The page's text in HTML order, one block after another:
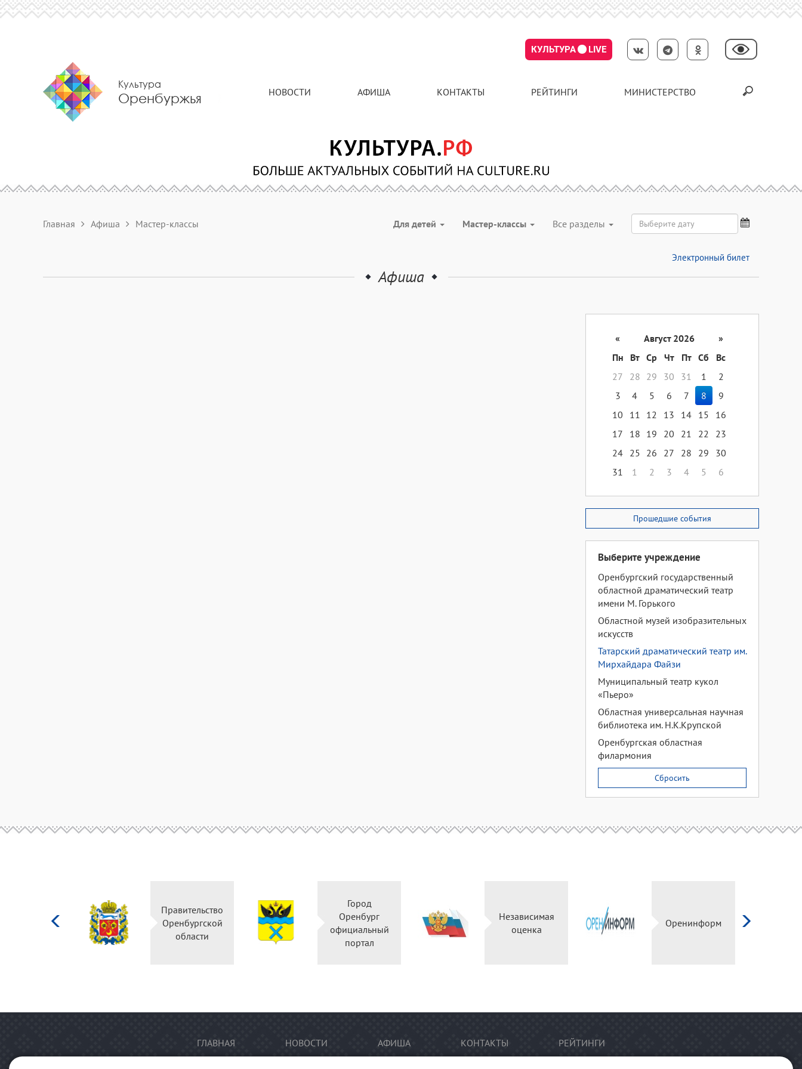
КУЛЬТУРА LIVE
Культура
Оренбуржья НОВОСТИ АФИША КОНТАКТЫ РЕЙТИНГИ МИНИСТЕРСТВО
Главная Афиша Мастер-классы Для детей Мастер-классы Все разделы
Электронный билет
Афиша
« Август 2026
»
Пн
Вт Ср Чт Пт Сб
Вс
27
28 29 30 31 1
2
3
4 5 6 7 8
9
10
11 12 13 14 15
16
17
18 19 20 21 22
23
24 25 26 27 28 29
30
31
1 2 3 4 5 6
Прошедшие события
Выберите учреждение
Оренбургский государственный
областной драматический театр
имени М. Горького
Областной музей изобразительных
искусств
Татарский драматический театр им.
Мирхайдара Файзи
Муниципальный театр кукол
«Пьеро»
Областная универсальная научная
библиотека им. Н.К.Крупской
Оренбургская областная
филармония
Сбросить
Правительство
Оренбургской
области
Город
Оренбург
официальный
портал
Независимая
оценка
Оренинформ
ГЛАВНАЯ НОВОСТИ АФИША КОНТАКТЫ РЕЙТИНГИ